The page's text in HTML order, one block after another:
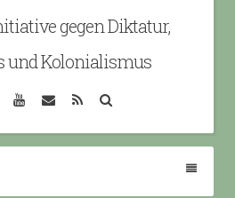
gegen Diktatur,
und Kolonialismus
YouTube
EmailRSS